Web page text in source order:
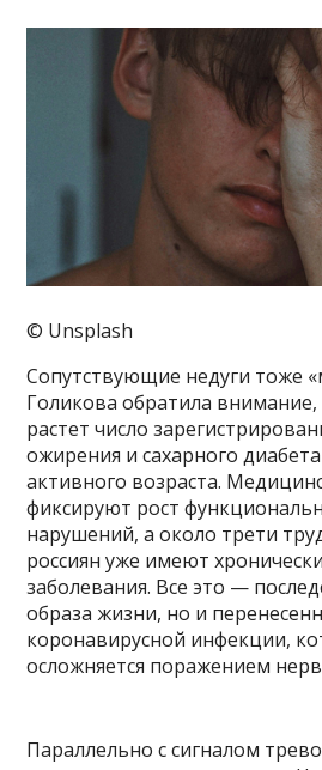
© Unsplash
Сопутствующие недуги тоже
Голикова обратила внимание,
растет число
ожирения и сахарного
активного возраста.
фиксируют рост
нарушений, а около трети
россиян уже имеют
заболевания. Все это —
образа жизни, но и
коронавирусной инфекции,
осложняется поражением
Параллельно с сигналом